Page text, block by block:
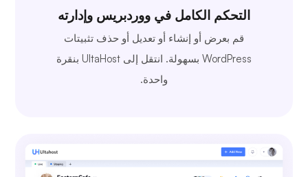
التحكم الكامل في ووردبريس وإدارته
قم بعرض أو إنشاء أو تعديل أو حذف تثبيتات
WordPress بسهولة. انتقل إلى UltaHost بنقرة
واحدة.